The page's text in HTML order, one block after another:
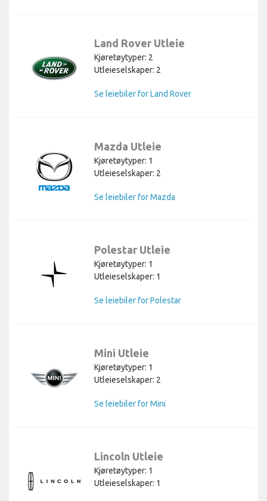
Land Rover Utleie
Kjøretøytyper: 2
Utleieselskaper: 2
Se leiebiler for Land Rover
Mazda Utleie
Kjøretøytyper: 1
Utleieselskaper: 2
Se leiebiler for Mazda
Polestar Utleie
Kjøretøytyper: 1
Utleieselskaper: 1
Se leiebiler for Polestar
Mini Utleie
Kjøretøytyper: 1
Utleieselskaper: 2
Se leiebiler for Mini
Lincoln Utleie
Kjøretøytyper: 1
Utleieselskaper: 1